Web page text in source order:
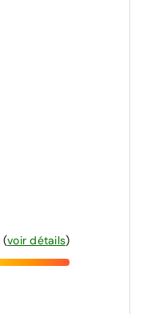
(voir détails)